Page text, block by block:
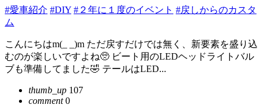
#愛車紹介 #DIY #２年に１度のイベント #戻しからのカスタ
ム
こんにちはm(_ _)m ただ戻すだけでは無く、新要素を盛り込
むのが楽しいですよね🥺 ビート用のLEDヘッドライトバル
ブも準備してました🤣 テールはLED...
thumb_up 107
comment0